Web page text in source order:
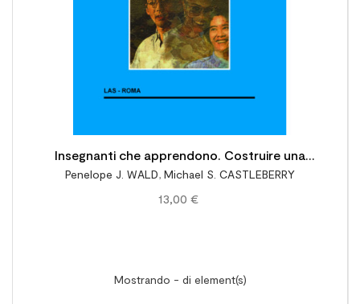
Insegnanti che apprendono. Costruire una
comunità professionale che apprende
Penelope J. WALD, Michael S. CASTLEBERRY
13,00 €
Mostrando - di element(s)